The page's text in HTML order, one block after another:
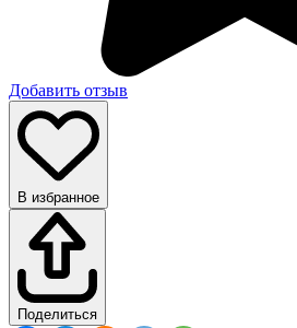
Добавить отзыв
В избранное
Поделиться